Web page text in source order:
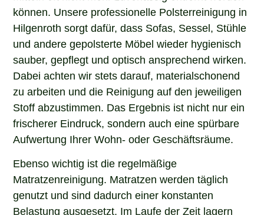
können. Unsere professionelle Polsterreinigung in
Hilgenroth sorgt dafür, dass Sofas, Sessel, Stühle
und andere gepolsterte Möbel wieder hygienisch
sauber, gepflegt und optisch ansprechend wirken.
Dabei achten wir stets darauf, materialschonend
zu arbeiten und die Reinigung auf den jeweiligen
Stoff abzustimmen. Das Ergebnis ist nicht nur ein
frischerer Eindruck, sondern auch eine spürbare
Aufwertung Ihrer Wohn- oder Geschäftsräume.
Ebenso wichtig ist die regelmäßige
Matratzenreinigung. Matratzen werden täglich
genutzt und sind dadurch einer konstanten
Belastung ausgesetzt. Im Laufe der Zeit lagern